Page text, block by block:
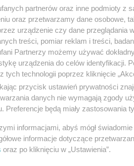
Bo po raz pierwszy
nie tylko o
A więc… Reforma reformy
partnerów oraz inne podmioty z
oraz przetwarzamy dane osobowe,
urządzenie czy dane przeglądania
treści, pomiar reklam i treści,
Partnerzy możemy używać
urządzenia do celów identyfikacji.
tych technologii poprzez kliknięcie
przycisk ustawień prywatności
danych nie wymagają zgody
Preferencje będą miały zastosowania
informacjami, abyś mógł
informacje dotyczące
oraz po kliknięciu w „Ustawienia”.